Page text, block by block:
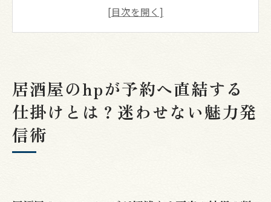
居酒屋のhpに絶対載せたい！必須情報チ
出す仕掛け
公式情報で信頼を勝ち取る！居酒屋のhp
運用・更新ルール
居酒屋のhpが予約へ直結する
仕掛けとは？迷わせない魅力発
信術